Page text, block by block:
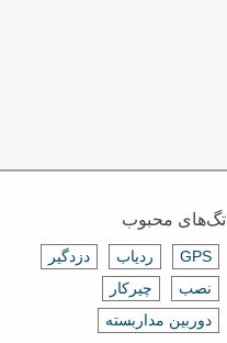
تگ‌های محبوب
GPS ردیاب
دزدگیر
نصب
چیرکار
دوربین مداربسته